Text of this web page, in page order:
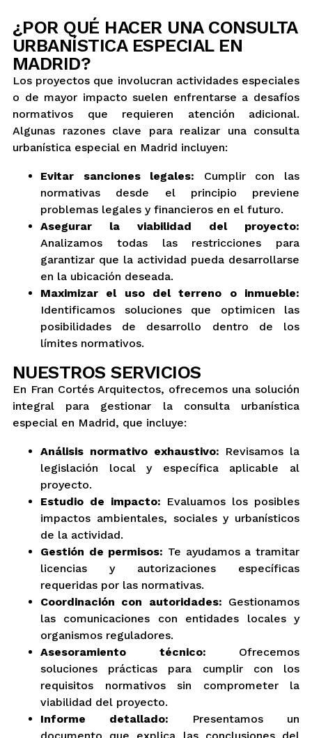
¿POR QUÉ HACER UNA CONSULTA
URBANÍSTICA ESPECIAL EN
MADRID?
Los proyectos que involucran actividades especiales
o de mayor impacto suelen enfrentarse a desafíos
normativos que requieren atención adicional.
Algunas razones clave para realizar una consulta
urbanística especial en Madrid incluyen:
Evitar sanciones legales: Cumplir con las
normativas desde el principio previene
problemas legales y financieros en el futuro.
Asegurar la viabilidad del proyecto:
Analizamos todas las restricciones para
garantizar que la actividad pueda desarrollarse
en la ubicación deseada.
Maximizar el uso del terreno o inmueble:
Identificamos soluciones que optimicen las
posibilidades de desarrollo dentro de los
límites normativos.
NUESTROS SERVICIOS
En Fran Cortés Arquitectos, ofrecemos una solución
integral para gestionar la consulta urbanística
especial en Madrid, que incluye:
Análisis normativo exhaustivo: Revisamos la
legislación local y específica aplicable al
proyecto.
Estudio de impacto: Evaluamos los posibles
impactos ambientales, sociales y urbanísticos
de la actividad.
Gestión de permisos: Te ayudamos a tramitar
licencias y autorizaciones específicas
requeridas por las normativas.
Coordinación con autoridades: Gestionamos
las comunicaciones con entidades locales y
organismos reguladores.
Asesoramiento técnico: Ofrecemos
soluciones prácticas para cumplir con los
requisitos normativos sin comprometer la
viabilidad del proyecto.
Informe detallado: Presentamos un